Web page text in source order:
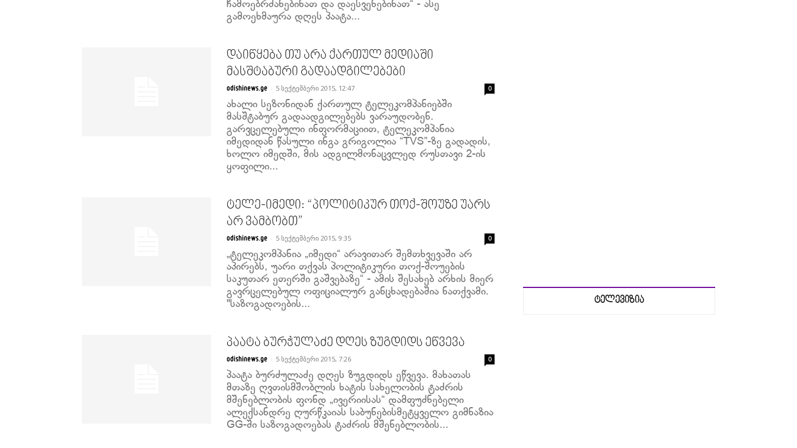
ჩამოებრძანებინათ და დაესვენებინათ“ - ასე
გამოეხმაურა დღეს პაატა...
დაიწყება თუ არა ქართულ მედიაში
მასშტაბური გადაადგილებები
odishinews.ge - 5 სექტემბერი 2015, 12:47 0
ახალი სეზონიდან ქართულ ტელეკომპანიებში
მასშტაბურ გადაადგილებებს ვარაუდობენ.
გარვცელებული ინფორმაციით, ტელეკომპანია
იმედიდან წასული ინგა გრიგოლია “TVS”-ზე გადადის,
ხოლო იმედში, მის ადგილმონაცვლედ რუსთავი 2-ის
ყოფილი...
ტელე-იმედი: “პოლიტიკურ თოქ-შოუზე უარს
არ ვამბობთ”
odishinews.ge - 5 სექტემბერი 2015, 9:35 0
„ტელეკომპანია „იმედი“ არავითარ შემთხვევაში არ
აპირებს, უარი თქვას პოლიტიკური თოქ-შოუების
საკუთარ ეთერში გაშვებაზე“ - ამის შესახებ არხის მიერ
გავრცელებულ ოფიციალურ განცხადებაშია ნათქვამი.
"საზოგადოების...
პაატა ბურჭულაძე დღეს ზუგდიდს ეწვევა
odishinews.ge - 5 სექტემბერი 2015, 7:26 0
პაატა ბურძულაძე დღეს ზუგდიდს ეწვევა. მახათას
მთაზე ღვთისმშობლის ხატის სახელობის ტაძრის
მშენებლობის ფონდ „ივერიისას“ დამფუძნებელი
ალექსანდრე ღურწკაიას საბუნებისმეტყველო გიმნაზია
GG-ში საზოგადოებას ტაძრის მშენებლობის...
ტელევიზია